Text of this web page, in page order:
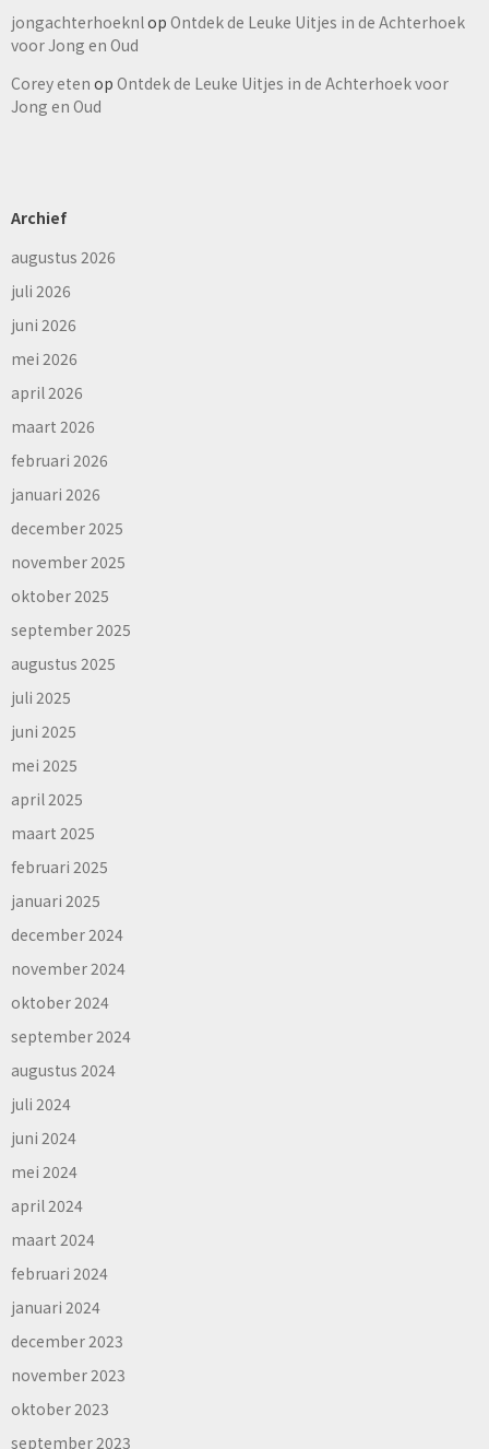
jongachterhoeknl op Ontdek de Leuke Uitjes in de Achterhoek
voor Jong en Oud
Corey eten op Ontdek de Leuke Uitjes in de Achterhoek voor
Jong en Oud
Archief
augustus 2026
juli 2026
juni 2026
mei 2026
april 2026
maart 2026
februari 2026
januari 2026
december 2025
november 2025
oktober 2025
september 2025
augustus 2025
juli 2025
juni 2025
mei 2025
april 2025
maart 2025
februari 2025
januari 2025
december 2024
november 2024
oktober 2024
september 2024
augustus 2024
juli 2024
juni 2024
mei 2024
april 2024
maart 2024
februari 2024
januari 2024
december 2023
november 2023
oktober 2023
september 2023